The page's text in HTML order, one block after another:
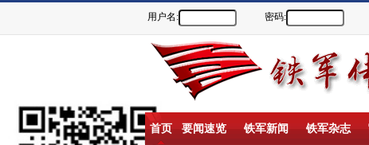
用户名: 密码:
首页 要闻速览 铁军新闻 铁军杂志